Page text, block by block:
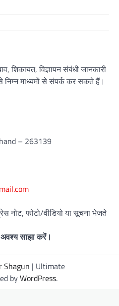
शिकायत, विज्ञापन संबंधी जानकारी
माध्यमों से संपर्क कर सकते हैं।
– 263139
नोट, फोटो/वीडियो या सूचना भेजते
साझा करें।
Shagun | Ultimate
byWordPress.